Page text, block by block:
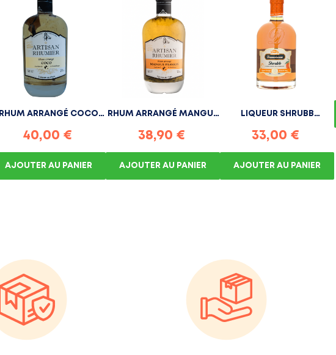
RHUM ARRANGÉ COCO
ARTISAN...
40,00 €
AJOUTER AU PANIER
RHUM ARRANGÉ MANGUE
PASSION...
38,90 €
AJOUTER AU PANIER
LIQUEUR SHRUBB
DAMOISEAU...
33,00 €
AJOUTER AU PANIER